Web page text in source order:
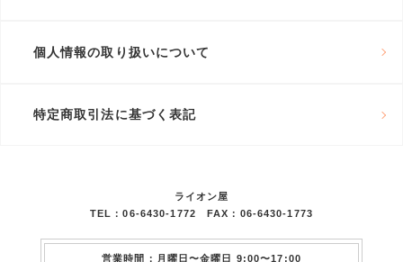
個人情報の取り扱いについて
特定商取引法に基づく表記
ライオン屋
TEL：06-6430-1772 FAX：06-6430-1773
営業時間：月曜日〜金曜日 9:00〜17:00